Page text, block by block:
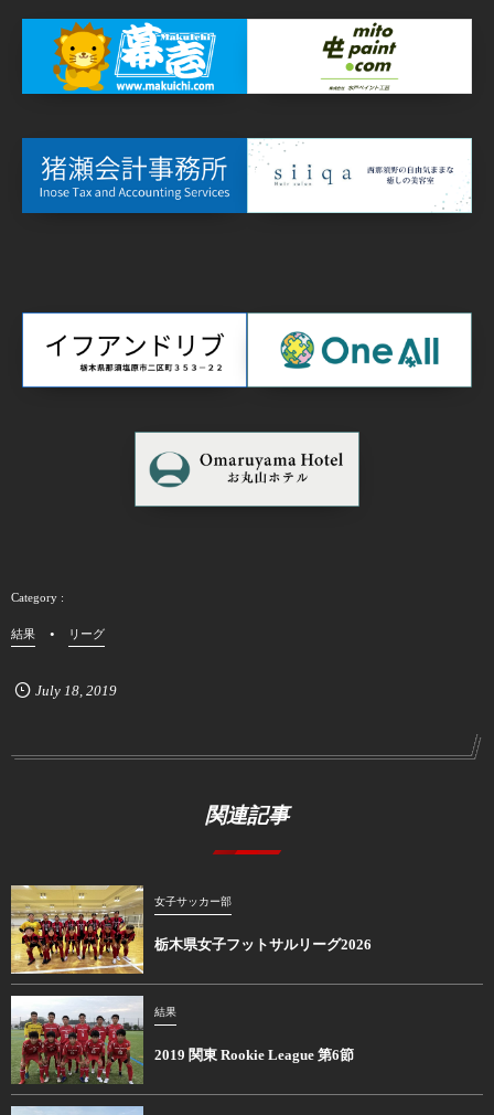
結果 リーグ
July 18, 2019
関連記事
女子サッカー部
栃木県女子フットサルリーグ2026
結果
2019 関東 Rookie League 第6節